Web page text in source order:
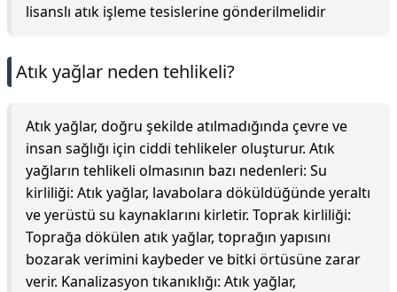
lisanslı atık işleme tesislerine gönderilmelidir
Atık yağlar neden tehlikeli?
Atık yağlar, doğru şekilde atılmadığında çevre ve
insan sağlığı için ciddi tehlikeler oluşturur. Atık
yağların tehlikeli olmasının bazı nedenleri: Su
kirliliği: Atık yağlar, lavabolara döküldüğünde yeraltı
ve yerüstü su kaynaklarını kirletir. Toprak kirliliği:
Toprağa dökülen atık yağlar, toprağın yapısını
bozarak verimini kaybeder ve bitki örtüsüne zarar
verir. Kanalizasyon tıkanıklığı: Atık yağlar,